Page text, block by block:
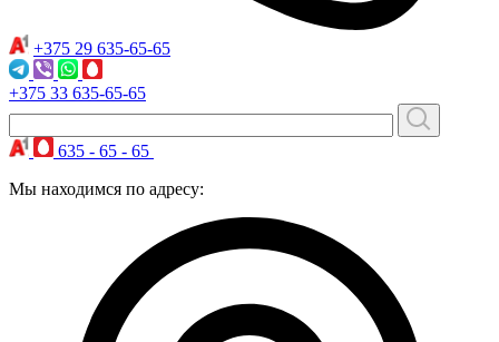
+375 29 635-65-65
+375 33 635-65-65
635 - 65 - 65
Мы находимся по адресу: